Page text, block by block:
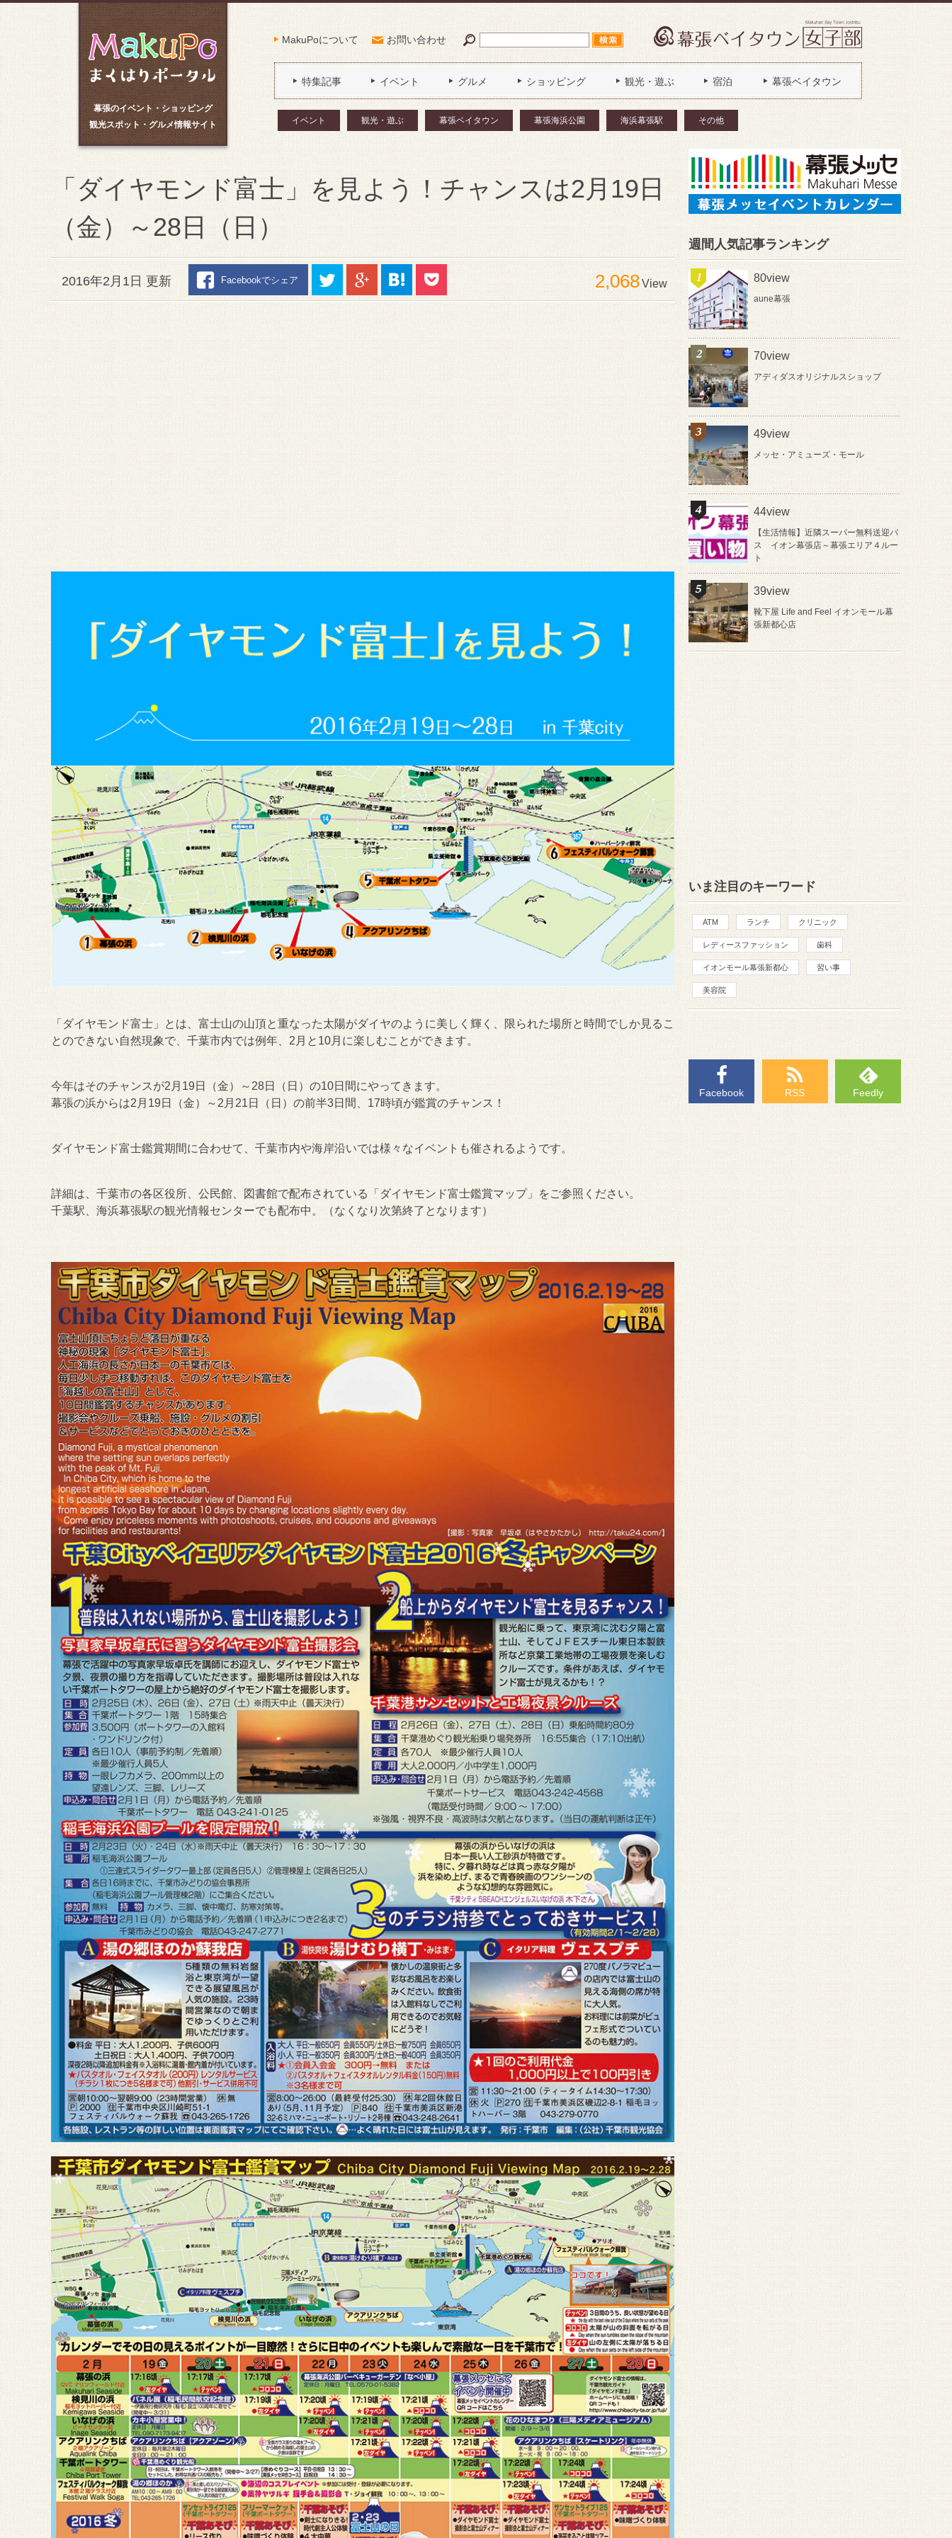
幕張のイベント・ショッピング
観光スポット・グルメ情報サイト
MakuPoについて お問い合わせ
特集記事 イベント グルメ ショッピング 観光・遊ぶ 宿泊 幕張ベイタウン
イベント 観光・遊ぶ 幕張ベイタウン 幕張海浜公園 海浜幕張駅 その他
「ダイヤモンド富士」を見よう！チャンスは2月19日
（金）～28日（日）
2016年2月1日 更新 Facebookでシェア 2,068View
「ダイヤモンド富士」とは、富士山の山頂と重なった太陽がダイヤのように美しく輝く、限られた場所と時間でしか見るこ
とのできない自然現象で、千葉市内では例年、2月と10月に楽しむことができます。
今年はそのチャンスが2月19日（金）～28日（日）の10日間にやってきます。
幕張の浜からは2月19日（金）～2月21日（日）の前半3日間、17時頃が鑑賞のチャンス！
ダイヤモンド富士鑑賞期間に合わせて、千葉市内や海岸沿いでは様々なイベントも催されるようです。
詳細は、千葉市の各区役所、公民館、図書館で配布されている「ダイヤモンド富士鑑賞マップ」をご参照ください。
千葉駅、海浜幕張駅の観光情報センターでも配布中。（なくなり次第終了となります）
週間人気記事ランキング
80view
aune幕張
70view
アディダスオリジナルスショップ
49view
メッセ・アミューズ・モール
44view
【生活情報】近隣スーパー無料送迎バ
ス イオン幕張店～幕張エリア４ルー
ト
39view
靴下屋 Life and Feel イオンモール幕
張新都心店
いま注目のキーワード
ATM ランチ クリニック
レディースファッション 歯科
イオンモール幕張新都心 習い事
美容院
Facebook RSS Feedly